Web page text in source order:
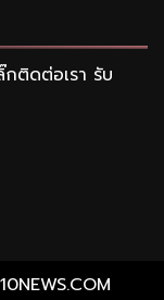
กติดต่อเรา รับ